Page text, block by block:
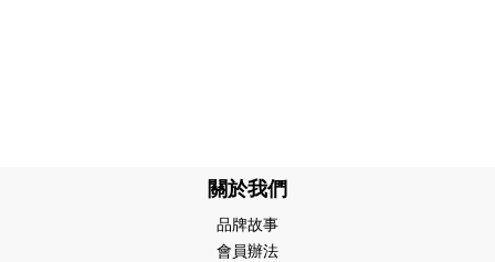
關於我們
品牌故事
會員辦法